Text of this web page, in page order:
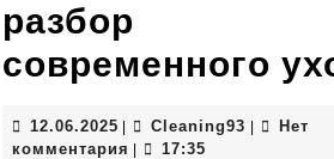
разбор
современного
12.06.2025 12.06.2025
Сleaning93 Сleaning93
Нет
комментария
17:35